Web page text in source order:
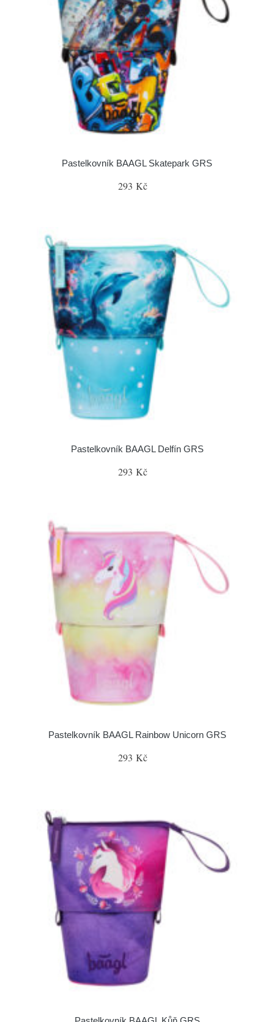
Pastelkovník BAAGL Skatepark GRS
293 Kč
Pastelkovník BAAGL Delfín GRS
293 Kč
Pastelkovník BAAGL Rainbow Unicorn GRS
293 Kč